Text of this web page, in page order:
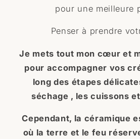
pour une meilleure
Penser à prendre
Je mets tout mon cœur et
pour accompagner vos
long des étapes
séchage , les cuissons
Cependant, la céramique
où la terre et le feu